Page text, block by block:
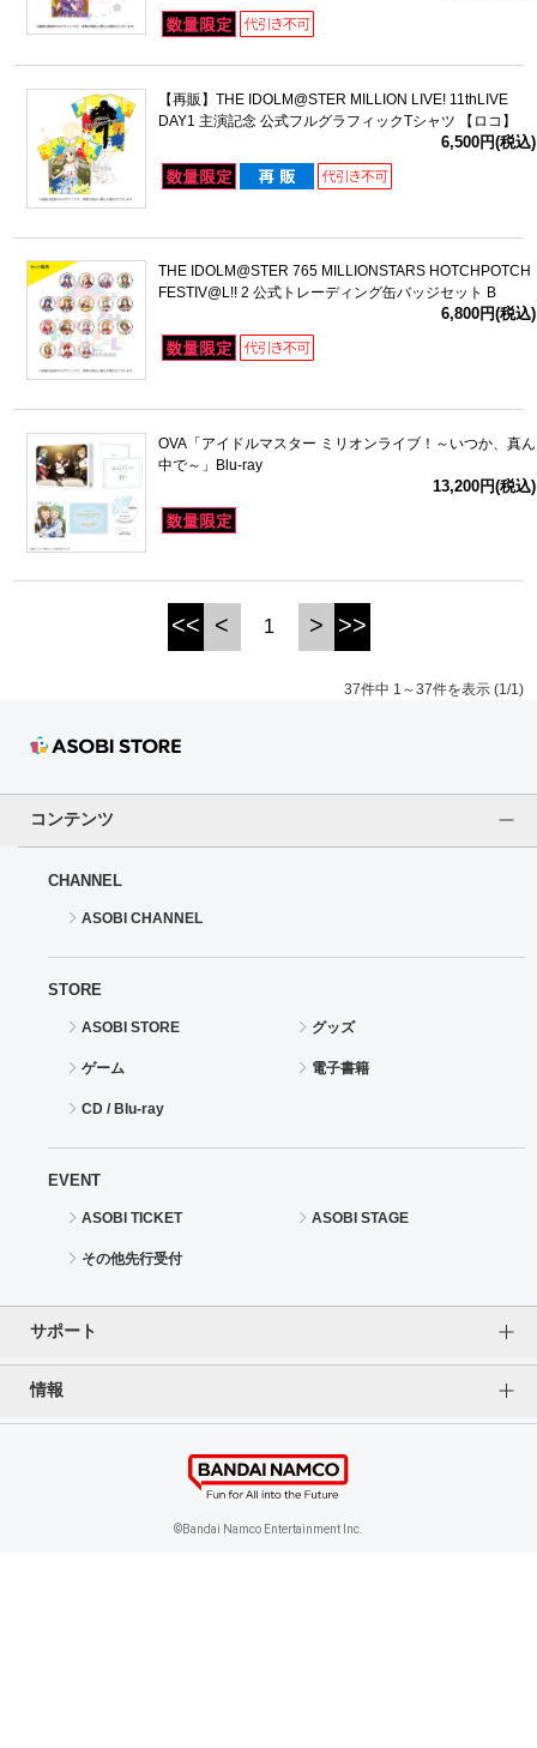
【再販】THE IDOLM@STER MILLION LIVE! 11thLIVE
DAY1 主演記念 公式フルグラフィックTシャツ 【ロコ】
6,500円(税込)
THE IDOLM@STER 765 MILLIONSTARS HOTCHPOTCH
FESTIV@L!! 2 公式トレーディング缶バッジセット B
6,800円(税込)
OVA「アイドルマスター ミリオンライブ！～いつか、真ん
中で～」Blu-ray
13,200円(税込)
<< < 1 > >>
37件中 1～37件を表示 (1/1)
コンテンツ
CHANNEL
ASOBI CHANNEL
STORE
ASOBI STORE グッズ
ゲーム 電子書籍
CD / Blu-ray
EVENT
ASOBI TICKET ASOBI STAGE
その他先行受付
サポート
情報
個人情報保護方針
特定商取引法に基づく表記 企業情報
©Bandai Namco Entertainment Inc.